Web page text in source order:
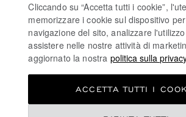
ISCRIVITI ALLA NEWSLETTER
POLITICA SUI COOKIE
Cliccando su “Accetta tutti i cookie”,
memorizzare i cookie sul dispositivo
navigazione del sito, analizzare
assistere nelle nostre attività di
aggiornato la nostra politica sulla
ACCETTA TUTTI I